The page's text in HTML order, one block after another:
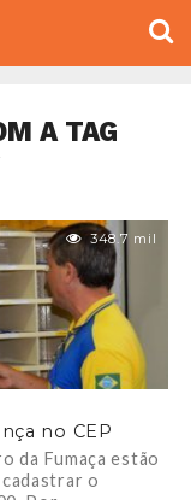
A TAG
348.7 mil
no CEP
da Fumaça estão
o